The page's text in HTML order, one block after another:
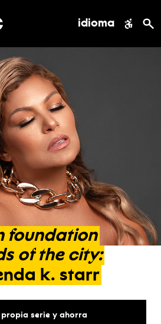
idioma
foundation
of the city:
k. starr
serie y ahorra